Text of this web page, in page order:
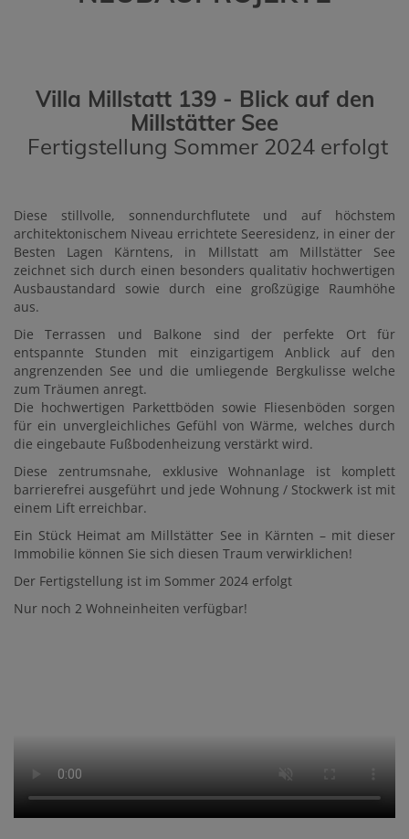
Villa Millstatt 139 - Blick auf den
Millstätter See
Fertigstellung Sommer 2024 erfolgt
Diese stillvolle, sonnendurchflutete und auf höchstem
architektonischem Niveau errichtete Seeresidenz, in einer der
Besten Lagen Kärntens, in Millstatt am Millstätter See
zeichnet sich durch einen besonders qualitativ hochwertigen
Ausbaustandard sowie durch eine großzügige Raumhöhe
aus.
Die Terrassen und Balkone sind der perfekte Ort für
entspannte Stunden mit einzigartigem Anblick auf den
angrenzenden See und die umliegende Bergkulisse welche
zum Träumen anregt.
Die hochwertigen Parkettböden sowie Fliesenböden sorgen
für ein unvergleichliches Gefühl von Wärme, welches durch
die eingebaute Fußbodenheizung verstärkt wird.
Diese zentrumsnahe, exklusive Wohnanlage ist komplett
barrierefrei ausgeführt und jede Wohnung / Stockwerk ist mit
einem Lift erreichbar.
Ein Stück Heimat am Millstätter See in Kärnten – mit dieser
Immobilie können Sie sich diesen Traum verwirklichen!
Der Fertigstellung ist im Sommer 2024 erfolgt
Nur noch 2 Wohneinheiten verfügbar!